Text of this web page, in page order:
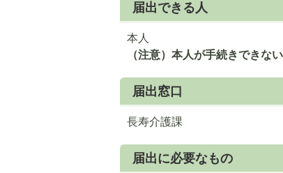
届出できる人
本人
（注意）本人が手続きできな
届出窓口
長寿介護課
届出に必要なもの
ド